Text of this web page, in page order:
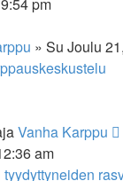
» Su Joulu
Vanha Karppu
am